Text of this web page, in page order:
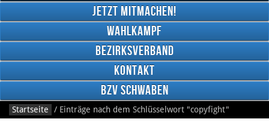
Jetzt mitmachen!
Wahlkampf
Bezirksverband
Kontakt
BzV Schwaben
Startseite / Einträge nach dem Schlüsselwort "copyfight"